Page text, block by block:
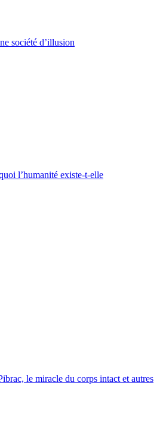
société d’illusion
l’humanité existe-t-elle
le miracle du corps intact et autres